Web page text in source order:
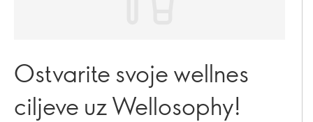
Ostvarite svoje wellnes
ciljeve uz Wellosophy!